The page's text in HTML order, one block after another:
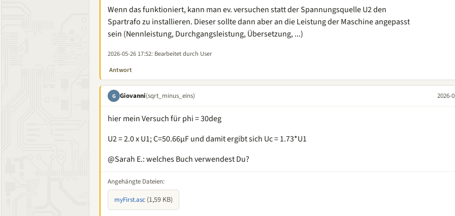
Wenn das funktioniert, kann man ev. versuchen statt der Spannungsquelle U2 den
Spartrafo zu installieren. Dieser sollte dann aber an die Leistung der Maschine angepasst
sein (Nennleistung, Durchgangsleistung, Übersetzung, ...)
2026-05-26 17:52: Bearbeitet durch User
Antwort
G Giovanni(sqrt_minus_eins) 2026-
hier mein Versuch für phi = 30deg
U2 = 2.0 x U1; C=50.66µF und damit ergibt sich Uc = 1.73*U1
@Sarah E.: welches Buch verwendest Du?
Angehängte Dateien:
myFirst.asc (1,59 KB)